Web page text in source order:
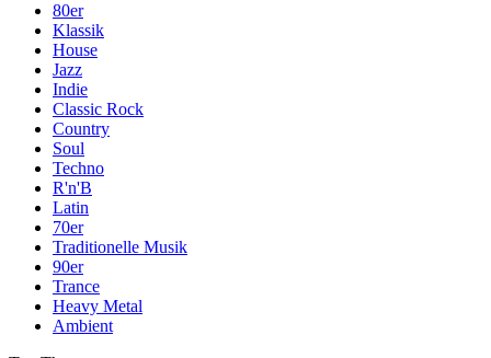
80er
Klassik
House
Jazz
Indie
Classic Rock
Country
Soul
Techno
R'n'B
Latin
70er
Traditionelle Musik
90er
Trance
Heavy Metal
Ambient